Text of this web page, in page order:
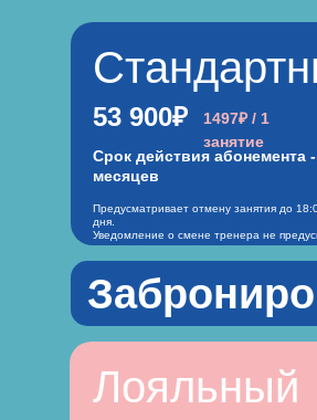
Предусматривает отмену занятия до
дня.
Уведомление о смене тренера не
53 900₽
Срок действия абонемента
месяцев
1497₽ / 1
занятие
Лояльный